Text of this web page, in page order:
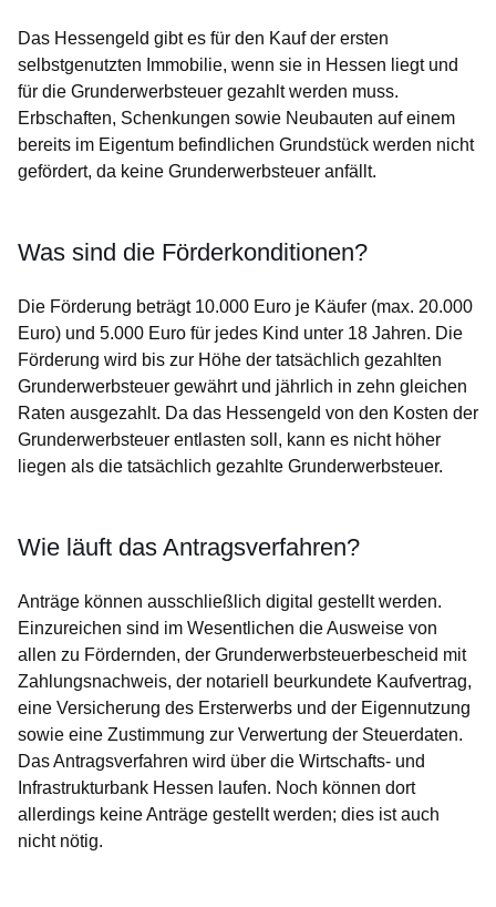
Das Hessengeld gibt es für den Kauf der ersten
selbstgenutzten Immobilie, wenn sie in Hessen liegt und
für die Grunderwerbsteuer gezahlt werden muss.
Erbschaften, Schenkungen sowie Neubauten auf einem
bereits im Eigentum befindlichen Grundstück werden nicht
gefördert, da keine Grunderwerbsteuer anfällt.
Was sind die Förderkonditionen?
Die Förderung beträgt 10.000 Euro je Käufer (max. 20.000
Euro) und 5.000 Euro für jedes Kind unter 18 Jahren. Die
Förderung wird bis zur Höhe der tatsächlich gezahlten
Grunderwerbsteuer gewährt und jährlich in zehn gleichen
Raten ausgezahlt. Da das Hessengeld von den Kosten der
Grunderwerbsteuer entlasten soll, kann es nicht höher
liegen als die tatsächlich gezahlte Grunderwerbsteuer.
Wie läuft das Antragsverfahren?
Anträge können ausschließlich digital gestellt werden.
Einzureichen sind im Wesentlichen die Ausweise von
allen zu Fördernden, der Grunderwerbsteuerbescheid mit
Zahlungsnachweis, der notariell beurkundete Kaufvertrag,
eine Versicherung des Ersterwerbs und der Eigennutzung
sowie eine Zustimmung zur Verwertung der Steuerdaten.
Das Antragsverfahren wird über die Wirtschafts- und
Infrastrukturbank Hessen laufen. Noch können dort
allerdings keine Anträge gestellt werden; dies ist auch
nicht nötig.